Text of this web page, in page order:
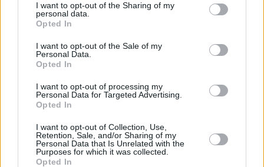
not limited to your visit or usage behaviour. You may click to
grant or deny consent to Google and its third-party tags to
use your data for below specified purposes in below Google
consent section.
I want to opt-out of the Sharing of my
personal data.
Opted In
I want to opt-out of the Sale of my
Personal Data.
Opted In
I want to opt-out of processing my
Personal Data for Targeted Advertising.
Opted In
I want to opt-out of Collection, Use,
Retention, Sale, and/or Sharing of my
Personal Data that Is Unrelated with the
Purposes for which it was collected.
Opted In